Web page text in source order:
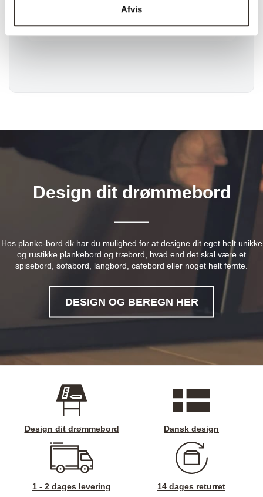
Afvis
muligt:
Design dit drømmebord
Hos planke-bord.dk har du mulighed for at designe dit eget helt unikke
og rustikke plankebord og træbord, hvad end det skal være et
spisebord, sofabord, langbord, cafebord eller noget helt femte.
DESIGN OG BEREGN HER
Design dit drømmebord Dansk design
1 - 2 dages levering 14 dages returret